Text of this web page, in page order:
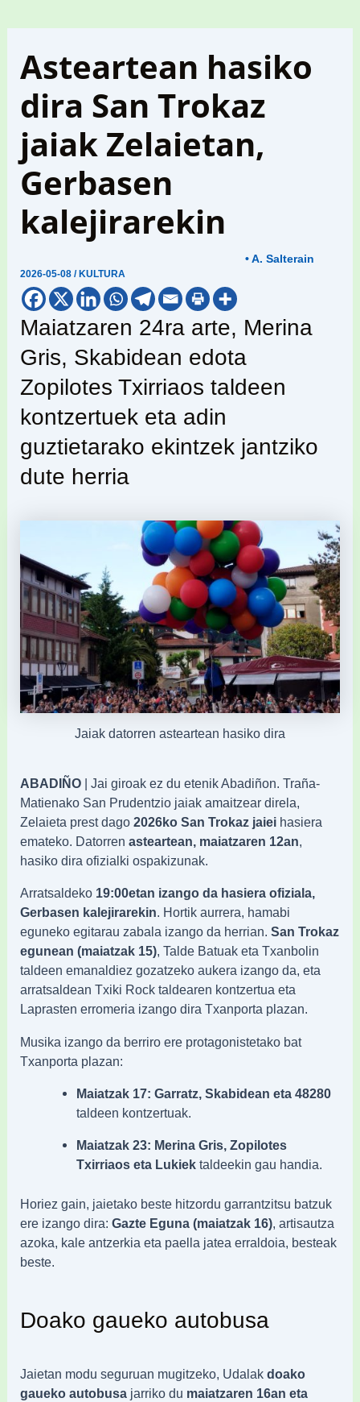
Asteartean hasiko
dira San Trokaz
jaiak Zelaietan,
Gerbasen
kalejirarekin
2026-05-08/ KULTURA
• A. Salterain
Maiatzaren 24ra arte, Merina
Gris, Skabidean edota
Zopilotes Txirriaos taldeen
kontzertuek eta adin
guztietarako ekintzek jantziko
dute herria
Jaiak datorren asteartean hasiko dira
ABADIÑO | Jai giroak ez du etenik Abadiñon. Traña-
Matienako San Prudentzio jaiak amaitzear direla,
Zelaieta prest dago2026ko San Trokaz jaiei hasiera
emateko. Datorrenasteartean, maiatzaren 12an,
hasiko dira ofizialki ospakizunak.
Arratsaldeko 19:00etan izango da hasiera ofiziala,
Gerbasen kalejirarekin. Hortik aurrera, hamabi
eguneko egitarau zabala izango da herrian.San Trokaz
egunean (maiatzak 15), Talde Batuak eta Txanbolin
taldeen emanaldiez gozatzeko aukera izango da, eta
arratsaldean Txiki Rock taldearen kontzertua eta
Laprasten erromeria izango dira Txanporta plazan.
Musika izango da berriro ere protagonistetako bat
Txanporta plazan:
Maiatzak 17: Garratz, Skabidean eta 48280
taldeen kontzertuak.
Maiatzak 23: Merina Gris, Zopilotes
Txirriaos eta Lukiektaldeekin gau handia.
Horiez gain, jaietako beste hitzordu garrantzitsu batzuk
ere izango dira:Gazte Eguna (maiatzak 16), artisautza
azoka, kale antzerkia eta paella jatea erraldoia, besteak
beste.
Doako gaueko autobusa
Jaietan modu seguruan mugitzeko, Udalakdoako
gaueko autobusa jarriko du maiatzaren 16an eta